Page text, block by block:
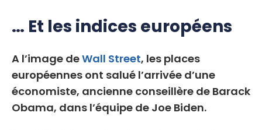
… Et les indices européens
A l’image deWall Street, les places
européennes ont salué l’arrivée d’une
économiste, ancienne conseillère de Barack
Obama, dans l’équipe de Joe Biden.